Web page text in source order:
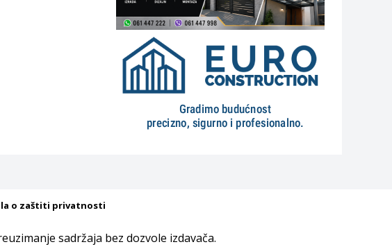
o zaštiti privatnosti
sadržaja bez dozvole izdavača.